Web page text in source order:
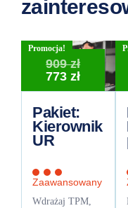
Promocja!
909zł
cena
773złAktualna
cena
Pakiet:
Kierownik
UR
Zaawansowany
Wdrażaj TPM,